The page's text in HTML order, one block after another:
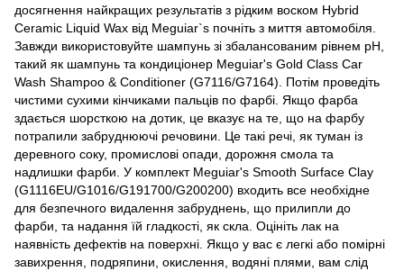
досягнення найкращих результатів з рідким воском Hybrid
Ceramic Liquid Wax від Meguiar`s почніть з миття автомобіля.
Завжди використовуйте шампунь зі збалансованим рівнем pH,
такий як шампунь та кондиціонер Meguiar's Gold Class Car
Wash Shampoo & Conditioner (G7116/G7164). Потім проведіть
чистими сухими кінчиками пальців по фарбі. Якщо фарба
здається шорсткою на дотик, це вказує на те, що на фарбу
потрапили забруднюючі речовини. Це такі речі, як туман із
деревного соку, промислові опади, дорожня смола та
надлишки фарби. У комплект Meguiar's Smooth Surface Clay
(G1116EU/G1016/G191700/G200200) входить все необхідне
для безпечного видалення забруднень, що прилипли до
фарби, та надання їй гладкості, як скла. Оцініть лак на
наявність дефектів на поверхні. Якщо у вас є легкі або помірні
завихрення, подряпини, окислення, водяні плями, вам слід